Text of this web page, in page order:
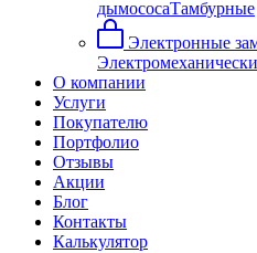
дымососаТамбурные
Электронные
О компании
Услуги
Покупателю
Портфолио
Отзывы
Акции
Блог
Контакты
Калькулятор